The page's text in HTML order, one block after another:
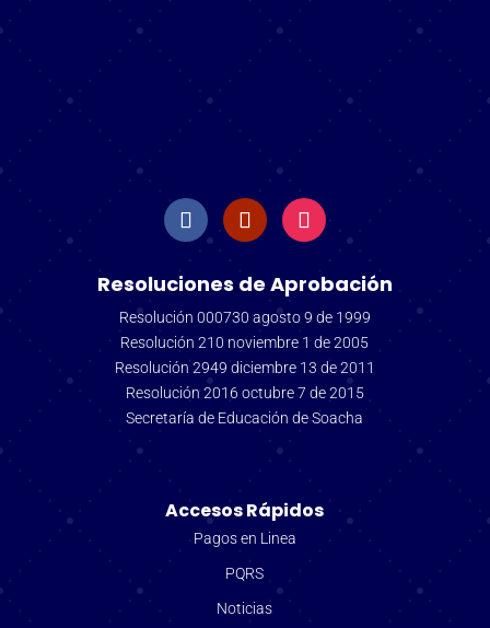
Resoluciones de Aprobación
Resolución 000730 agosto 9 de 1999
Resolución 210 noviembre 1 de 2005
Resolución 2949 diciembre 13 de 2011
Resolución 2016 octubre 7 de 2015
Secretaría de Educación de Soacha
Accesos Rápidos
Pagos en Linea
PQRS
Noticias